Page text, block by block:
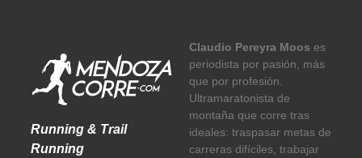
Running & Trail
Running
Claudio Pereyra Moos es
periodista por pasión, más
que por profesión.
Ultramaratonista de
montaña que corre tras
ideales: traspasar metas de
carreras difíciles, trabajar